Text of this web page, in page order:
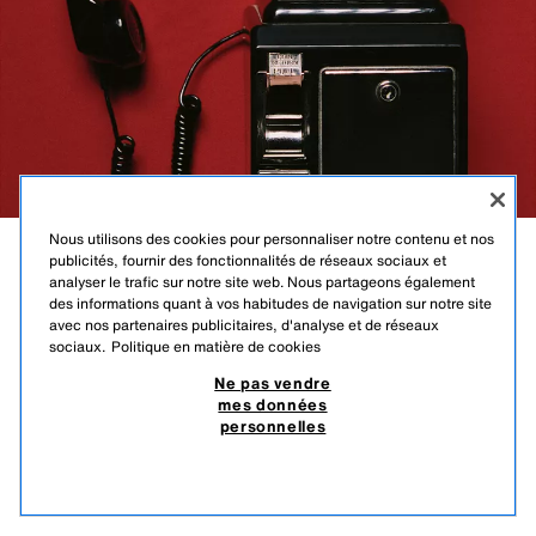
FASHIONABLY
LONDON
EAU DE PARFUM
Nous utilisons des cookies pour personnaliser notre contenu et nos
publicités, fournir des fonctionnalités de réseaux sociaux et
analyser le trafic sur notre site web. Nous partageons également
des informations quant à vos habitudes de navigation sur notre site
avec nos partenaires publicitaires, d'analyse et de réseaux
sociaux. Politique en matière de cookies
Ne pas vendre
mes données
personnelles